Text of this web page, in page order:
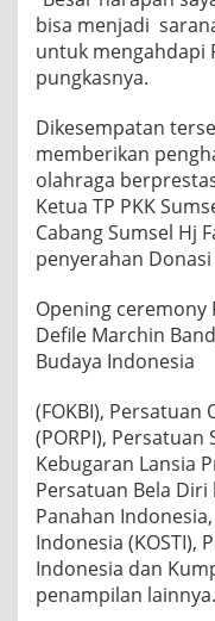
bisa menjadi
untuk mengahdapi
pungkasnya.
Dikesempatan
memberikan
olahraga
Ketua TP PKK
Cabang Sumsel Hj
penyerahan Donasi
Opening ceremony
Defile Marchin
Budaya Indonesia
(FOKBI), Persatuan
(PORPI),
Kebugaran Lansia
Persatuan Bela Diri
Panahan
Indonesia (KOSTI),
Indonesia dan
penampilan lainnya.